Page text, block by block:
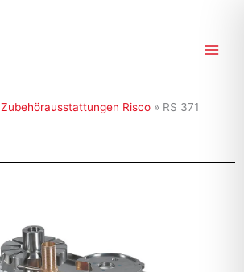
Zubehörausstattungen Risco » RS 371